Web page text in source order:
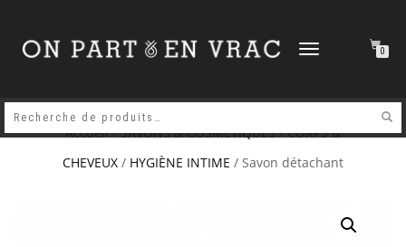
DÉPLIER
0
Accueil/SAVONS & COSMETIQUES/CORPS &
CHEVEUX / HYGIÈNE INTIME / Savon détachant